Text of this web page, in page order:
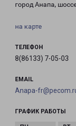
город Анапа,
на карте
ТЕЛЕФОН
8(86133) 7-05-03
EMAIL
Anapa-
ГРАФИК РАБОТЫ